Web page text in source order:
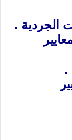
الجردية .
.